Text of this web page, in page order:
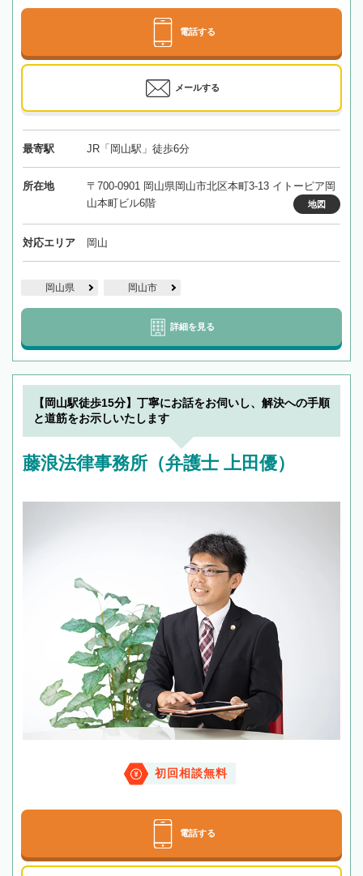
電話する
メールする
最寄駅 JR「岡山駅」徒歩6分
所在地
〒700-0901 岡山県岡山市北区本町3-13 イトーピア岡
山本町ビル6階
地図
対応エリア 岡山
岡山県 岡山市
詳細を見る
【岡山駅徒歩15分】丁寧にお話をお伺いし、解決への手順
と道筋をお示しいたします
藤浪法律事務所（弁護士 上田優）
初回相談無料
電話する